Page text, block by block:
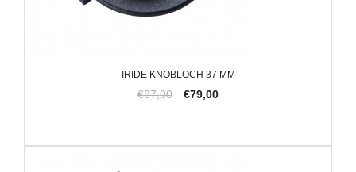
IRIDE KNOBLOCH 37 MM
€87,00 €79,00